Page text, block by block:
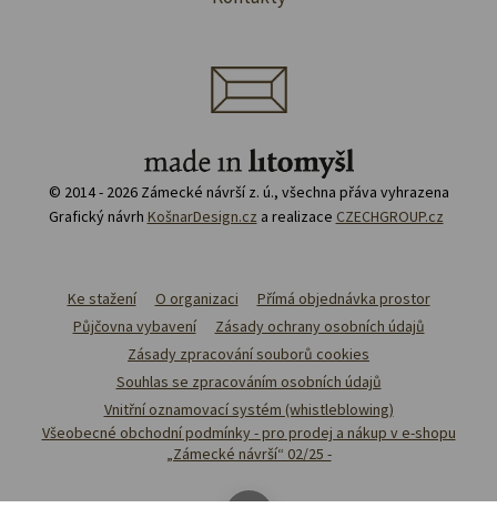
© 2014 - 2026 Zámecké návrší z. ú., všechna přáva vyhrazena
Grafický návrh KošnarDesign.cz a realizace CZECHGROUP.cz
Ke stažení O organizaci
Přímá objednávka prostor
Půjčovna vybavení
Zásady ochrany osobních údajů
Zásady zpracování souborů cookies
Souhlas se zpracováním osobních údajů
Vnitřní oznamovací systém (whistleblowing)
Všeobecné obchodní podmínky - pro prodej a nákup v e-shopu
„Zámecké návrší“ 02/25 -